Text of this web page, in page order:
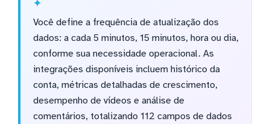
Você define a frequência de atualização dos
dados: a cada 5 minutos, 15 minutos, hora ou dia,
conforme sua necessidade operacional. As
integrações disponíveis incluem histórico da
conta, métricas detalhadas de crescimento,
desempenho de vídeos e análise de
comentários, totalizando 112 campos de dados